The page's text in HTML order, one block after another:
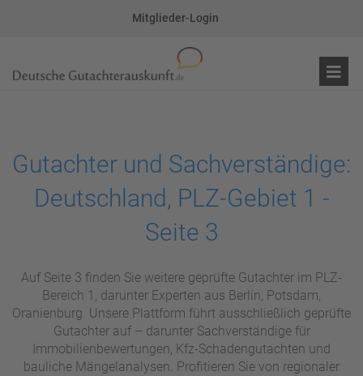
Mitglieder-Login
Gutachter und Sachverständige:
Deutschland, PLZ-Gebiet 1 -
Seite 3
Auf Seite 3 finden Sie weitere geprüfte Gutachter im PLZ-
Bereich 1, darunter Experten aus Berlin, Potsdam,
Oranienburg. Unsere Plattform führt ausschließlich geprüfte
Gutachter auf – darunter Sachverständige für
Immobilienbewertungen, Kfz-Schadengutachten und
bauliche Mängelanalysen. Profitieren Sie von regionaler